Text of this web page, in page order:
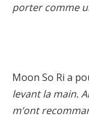
porter comme
Moon So Ri a
levant la main.
m’ont